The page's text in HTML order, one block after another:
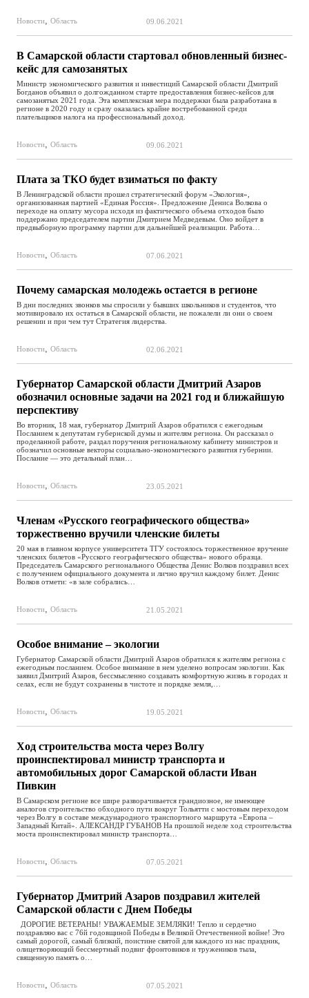
Новости,Область 09.06.2021
В Самарской области стартовал обновленный бизнес-
кейс для самозанятых
Министр экономического развития и инвестиций Самарской области Дмитрий
Богданов объявил о долгожданном старте предоставления бизнес-кейсов для
самозанятых 2021 года. Эта комплексная мера поддержки была разработана в
регионе в 2020 году и сразу оказалась крайне востребованной среди
плательщиков налога на профессиональный доход.
Новости,Область 09.06.2021
Плата за ТКО будет взиматься по факту
В Ленинградской области прошел стратегический форум «Экология»,
организованная партией «Единая Россия». Предложение Дениса Волкова о
переходе на оплату мусора исходя из фактического объема отходов было
поддержано председателем партии Дмитрием Медведевым. Оно войдет в
предвыборную программу партии для дальнейшей реализации. Работа…
Новости,Область 07.06.2021
Почему самарская молодежь остается в регионе
В дни последних звонков мы спросили у бывших школьников и студентов, что
мотивировало их остаться в Самарской области, не пожалели ли они о своем
решении и при чем тут Стратегия лидерства.
Новости,Область 02.06.2021
Губернатор Самарской области Дмитрий Азаров
обозначил основные задачи на 2021 год и ближайшую
перспективу
Во вторник, 18 мая, губернатор Дмитрий Азаров обратился с ежегодным
Посланием к депутатам губернской думы и жителям региона. Он рассказал о
проделанной работе, раздал поручения региональному кабинету министров и
обозначил основные векторы социально-экономического развития губернии.
Послание — это детальный план…
Новости,Область 23.05.2021
Членам «Русского географического общества»
торжественно вручили членские билеты
20 мая в главном корпусе университета ТГУ состоялось торжественное вручение
членских билетов «Русского географического общества» нового образца.
Председатель Самарского регионального Общества Денис Волков поздравил всех
с получением официального документа и лично вручил каждому билет. Денис
Волков отмети: «в зале собрались…
Новости,Область 21.05.2021
Особое внимание – экологии
Губернатор Самарской области Дмитрий Азаров обратился к жителям региона с
ежегодным посланием. Особое внимание в нем уделено вопросам экологии. Как
заявил Дмитрий Азаров, бессмысленно создавать комфортную жизнь в городах и
селах, если не будут сохранены в чистоте и порядке земля,…
Новости,Область 19.05.2021
Ход строительства моста через Волгу
проинспектировал министр транспорта и
автомобильных дорог Самарской области Иван
Пивкин
В Самарском регионе все шире разворачивается грандиозное, не имеющее
аналогов строительство обходного пути вокруг Тольятти с мостовым переходом
через Волгу в составе международного транспортного маршрута «Европа –
Западный Китай». АЛЕКСАНДР ГУБАНОВ На прошлой неделе ход строительства
моста проинспектировал министр транспорта…
Новости,Область 07.05.2021
Губернатор Дмитрий Азаров поздравил жителей
Самарской области с Днем Победы
ДОРОГИЕ ВЕТЕРАНЫ! УВАЖАЕМЫЕ ЗЕМЛЯКИ! Тепло и сердечно
поздравляю вас с 76­й годовщиной Победы в Великой Отечественной войне! Это
самый дорогой, самый близкий, поистине святой для каждого из нас праздник,
олицетворяющий бессмертный подвиг фронтовиков и тружеников тыла,
священную память о…
Новости,Область 07.05.2021